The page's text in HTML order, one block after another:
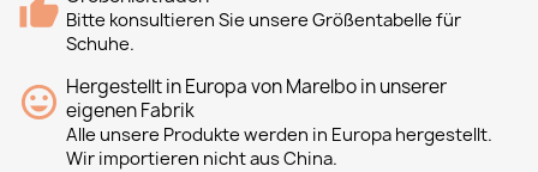
Bitte konsultieren Sie unsere Größentabelle für
Schuhe.
Hergestellt in Europa von Marelbo in unserer
eigenen Fabrik
Alle unsere Produkte werden in Europa hergestellt.
Wir importieren nicht aus China.